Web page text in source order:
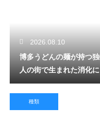
2026.08.10
博多うどんの麺が持つ
人の街で生まれた消化
種類